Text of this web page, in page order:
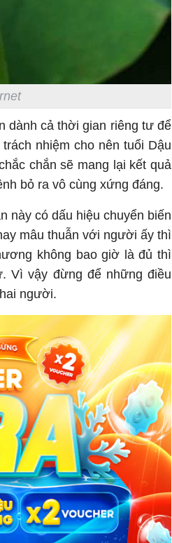
dành cả thời gian riêng tư để
nhiệm cho nên tuổi Dậu
chắn sẽ mang lại kết quả
bỏ ra vô cùng xứng đáng.
này có dấu hiệu chuyển biến
mâu thuẫn với người ấy thì
không bao giờ là đủ thì
Vì vậy đừng để những điều
người.